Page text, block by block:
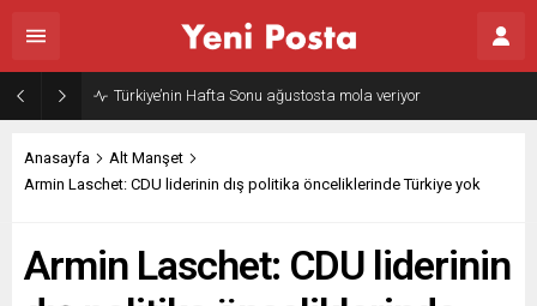
Türkiye’nin Hafta Sonu ağustosta mola veriyor
Anasayfa
Alt Manşet
Armin Laschet: CDU liderinin dış politika önceliklerinde Türkiye yok
Armin Laschet: CDU liderinin